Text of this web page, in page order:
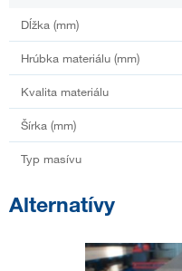
Dĺžka (mm)
Hrúbka materiálu (mm)
Kvalita materiálu
Šírka (mm)
Typ masívu
Alternatívy